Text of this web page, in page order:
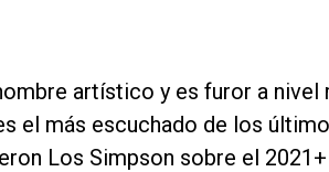
artístico y es furor a nivel
el más escuchado de los
Los Simpson sobre el